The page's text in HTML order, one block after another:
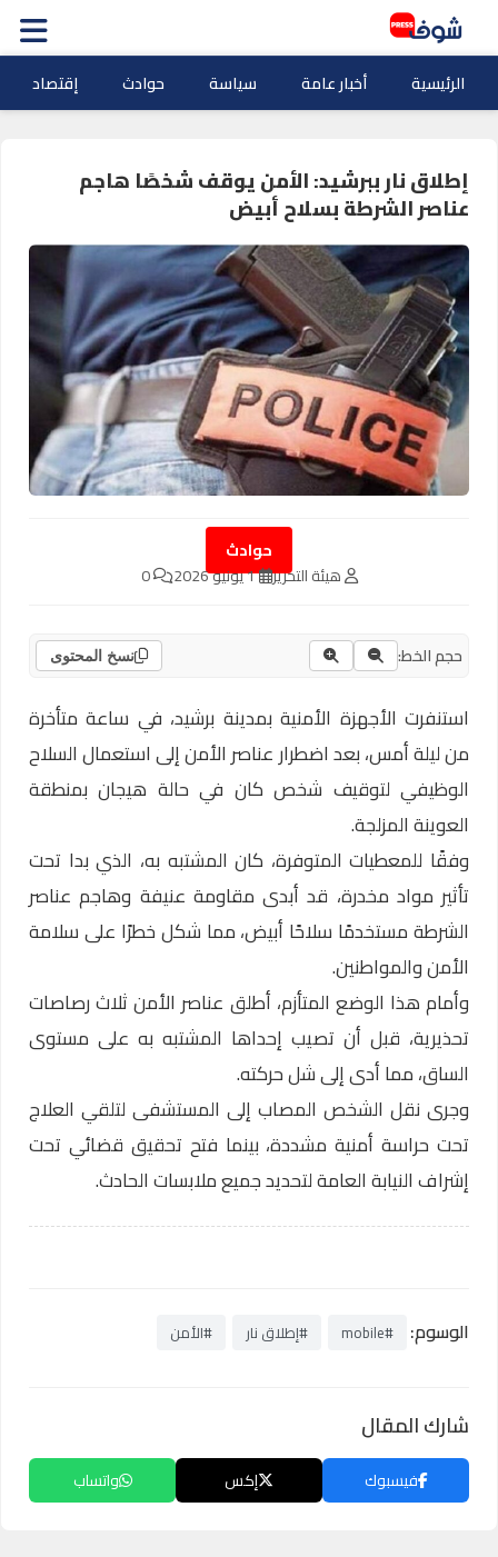
الرئيسية أخبار عامة سياسة حوادث إقتصاد
إطلاق نار ببرشيد: الأمن يوقف شخصًا هاجم
عناصر الشرطة بسلاح أبيض
حوادث
هيئة التحرير 1 يونيو 2026 0
حجم الخط: نسخ المحتوى
استنفرت الأجهزة الأمنية بمدينة برشيد، في ساعة متأخرة
من ليلة أمس، بعد اضطرار عناصر الأمن إلى استعمال السلاح
الوظيفي لتوقيف شخص كان في حالة هيجان بمنطقة
العوينة المزلجة.
وفقًا للمعطيات المتوفرة، كان المشتبه به، الذي بدا تحت
تأثير مواد مخدرة، قد أبدى مقاومة عنيفة وهاجم عناصر
الشرطة مستخدمًا سلاحًا أبيض، مما شكل خطرًا على سلامة
الأمن والمواطنين.
وأمام هذا الوضع المتأزم، أطلق عناصر الأمن ثلاث رصاصات
تحذيرية، قبل أن تصيب إحداها المشتبه به على مستوى
الساق، مما أدى إلى شل حركته.
وجرى نقل الشخص المصاب إلى المستشفى لتلقي العلاج
تحت حراسة أمنية مشددة، بينما فتح تحقيق قضائي تحت
إشراف النيابة العامة لتحديد جميع ملابسات الحادث.
الوسوم: #mobile #إطلاق نار #الأمن
شارك المقال
فيسبوك إكس واتساب